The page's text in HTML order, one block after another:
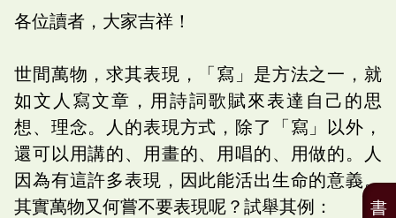
各位讀者，大家吉祥！
世間萬物，求其表現，「寫」是方法之一，就
如文人寫文章，用詩詞歌賦來表達自己的思
想、理念。人的表現方式，除了「寫」以外，
還可以用講的、用畫的、用唱的、用做的。人
因為有這許多表現，因此能活出生命的意義。
其實萬物又何嘗不要表現呢？試舉其例：
書